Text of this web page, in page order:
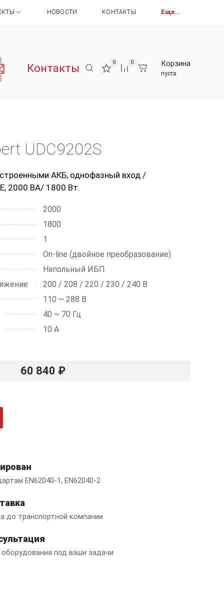
НОВОСТИ КОНТАКТЫ Еще...
Включите авторизацию в настройках
Контакты 0 0 Корзина
пуста
UDC9202S
АКБ, однофазный вход /
2000 ВА/ 1800 Вт.
2000
1800
1
On-line (двойное преобразование)
Напольный ИБП
200 / 208 / 220 / 230 / 240 В
110 ~ 288 В
40 ~ 70 Гц
10 А
60 840 ₽
EN62040-1, EN62040-2
до транспортной компании
под ваши задачи